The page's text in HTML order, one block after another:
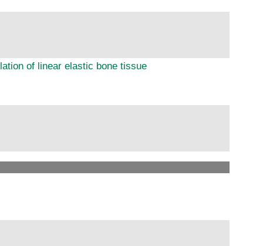
of linear elastic bone tissue